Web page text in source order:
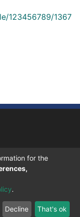
123456789/1367
UNITEC
HONDURAS.
por |IGNITE
for the
.
Decline That's ok